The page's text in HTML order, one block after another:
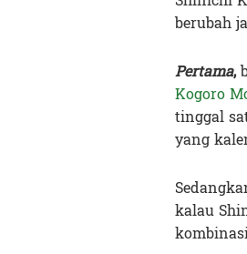
berubah
Pertama,
Kogoro
tinggal
yang
kalau